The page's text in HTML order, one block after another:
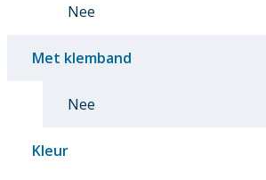
Nee
Met klemband
Nee
Kleur